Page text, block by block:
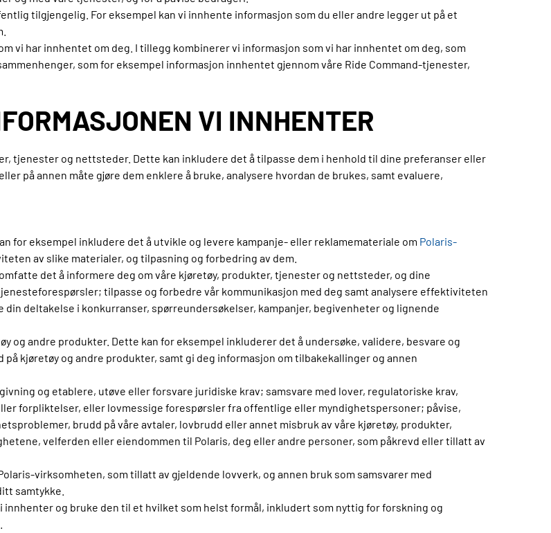
tilgjengelig. For eksempel kan vi innhente informasjon som du eller andre legger ut på et
vi har innhentet om deg. I tillegg kombinerer vi informasjon som vi har innhentet om deg, som
som for eksempel informasjon innhentet gjennom våre Ride Command-tjenester,
VI INNHENTER
tjenester og nettsteder. Dette kan inkludere det å tilpasse dem i henhold til dine preferanser eller
på annen måte gjøre dem enklere å bruke, analysere hvordan de brukes, samt evaluere,
for eksempel inkludere det å utvikle og levere kampanje- eller reklamemateriale om Polaris-
av slike materialer, og tilpasning og forbedring av dem.
det å informere deg om våre kjøretøy, produkter, tjenester og nettsteder, og dine
tilpasse og forbedre vår kommunikasjon med deg samt analysere effektiviteten
deltakelse i konkurranser, spørreundersøkelser, kampanjer, begivenheter og lignende
og andre produkter. Dette kan for eksempel inkluderer det å undersøke, validere, besvare og
kjøretøy og andre produkter, samt gi deg informasjon om tilbakekallinger og annen
og etablere, utøve eller forsvare juridiske krav; samsvare med lover, regulatoriske krav,
forpliktelser, eller lovmessige forespørsler fra offentlige eller myndighetspersoner; påvise,
brudd på våre avtaler, lovbrudd eller annet misbruk av våre kjøretøy, produkter,
velferden eller eiendommen til Polaris, deg eller andre personer, som påkrevd eller tillatt av
virksomheten, som tillatt av gjeldende lovverk, og annen bruk som samsvarer med
samtykke.
og bruke den til et hvilket som helst formål, inkludert som nyttig for forskning og